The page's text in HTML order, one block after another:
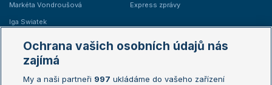
Markéta Vondroušová
Iga Swiatek
Express zprávy
Žebříčky
Žebříček ATP (muži)
Australian Open
Ochrana vašich osobních údajů nás
zajímá
My a naši partneři 997 ukládáme do vašeho zařízení